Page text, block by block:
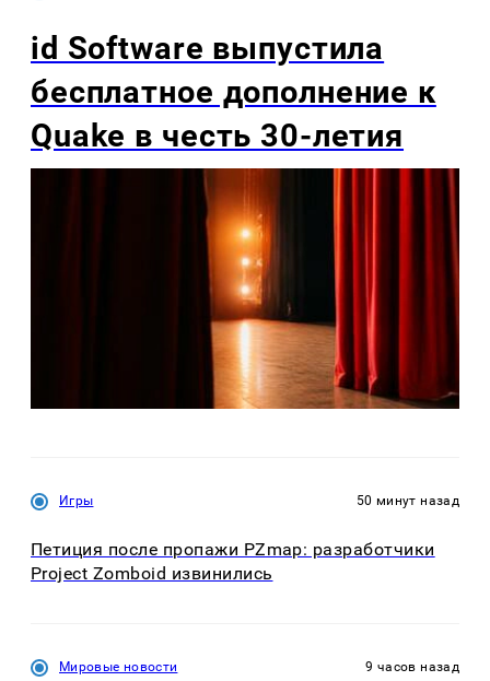
id Software выпустила
бесплатное дополнение к
Quake в честь 30-летия
Игры 50 минут назад
Петиция после пропажи PZmap: разработчики
Project Zomboid извинились
Мировые новости 9 часов назад